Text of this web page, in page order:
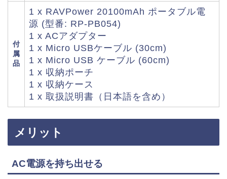
付
属
品
1 x RAVPower 20100mAh ポータブル電
源 (型番: RP-PB054)
1 x ACアダプター
1 x Micro USBケーブル (30cm)
1 x Micro USB ケーブル (60cm)
1 x 収納ポーチ
1 x 収納ケース
1 x 取扱説明書（日本語を含め）
メリット
AC電源を持ち出せる